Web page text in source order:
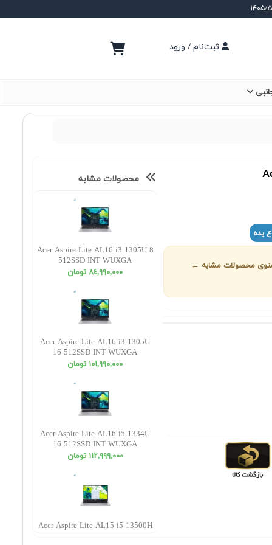
ثبت‌نام / ورود
بده
منوی محصولات مشابه ←
محصولات مشابه
Acer Aspire Lite AL16 i3 1305U 8
512SSD INT WUXGA
٨٤,٩٩٠,٠٠٠ تومان
Acer Aspire Lite AL16 i3 1305U
16 512SSD INT WUXGA
١٠١,٩٩٠,٠٠٠ تومان
Acer Aspire Lite AL16 i5 1334U
16 512SSD INT WUXGA
١١٢,٩٩٩,٠٠٠ تومان
Acer Aspire Lite AL15 i5 13500H